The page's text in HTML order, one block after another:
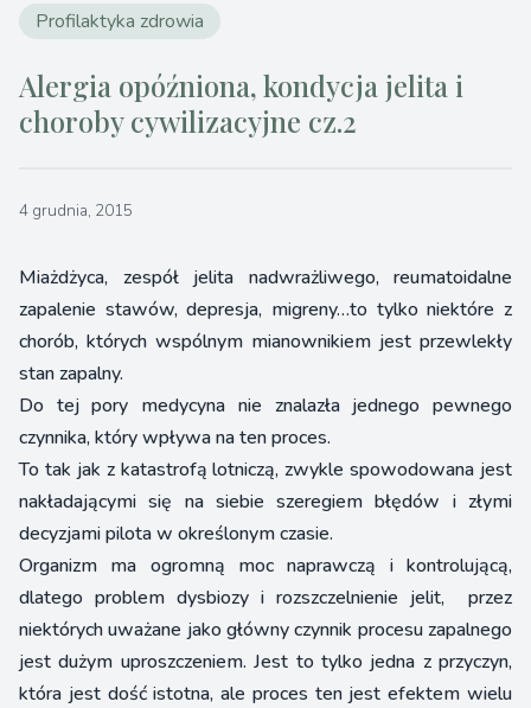
Profilaktyka zdrowia
Alergia opóźniona, kondycja jelita i
choroby cywilizacyjne cz.2
4 grudnia, 2015
Miażdżyca, zespół jelita nadwrażliwego, reumatoidalne
zapalenie stawów, depresja, migreny…to tylko niektóre z
chorób, których wspólnym mianownikiem jest przewlekły
stan zapalny.
Do tej pory medycyna nie znalazła jednego pewnego
czynnika, który wpływa na ten proces.
To tak jak z katastrofą lotniczą, zwykle spowodowana jest
nakładającymi się na siebie szeregiem błędów i złymi
decyzjami pilota w określonym czasie.
Organizm ma ogromną moc naprawczą i kontrolującą,
dlatego problem dysbiozy i rozszczelnienie jelit, przez
niektórych uważane jako główny czynnik procesu zapalnego
jest dużym uproszczeniem. Jest to tylko jedna z przyczyn,
która jest dość istotna, ale proces ten jest efektem wielu